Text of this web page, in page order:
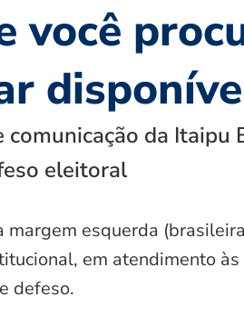
você
comunicação da Itaipu
eleitoral
esquerda
em atendimento
defeso.